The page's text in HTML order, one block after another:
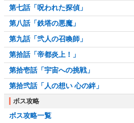
第七話「呪われた探偵」
第八話「鉄塔の悪魔」
第九話「弐人の召喚師」
第拾話「帝都炎上！」
第拾壱話「宇宙への挑戦」
第拾弐話「人の想い 心の絆」
ボス攻略
ボス攻略一覧